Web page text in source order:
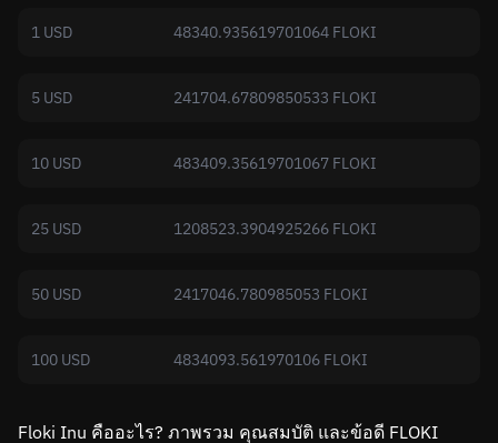
1 USD 48340.935619701064 FLOKI
5 USD 241704.67809850533 FLOKI
10 USD 483409.35619701067 FLOKI
25 USD 1208523.3904925266 FLOKI
50 USD 2417046.780985053 FLOKI
100 USD 4834093.561970106 FLOKI
Floki Inu คืออะไร? ภาพรวม คุณสมบัติ และข้อดี FLOKI